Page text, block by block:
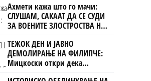
Ахмети кажа што го мачи:
СЛУШАМ, САКААТ ДА СЕ СУДИ
ЗА ВОЕНИТЕ ЗЛОСТРОСТВА НА
УЧК...
ТЕЖОК ДЕН И ЈАВНО
ДЕМОЛИРАЊЕ НА ФИЛИПЧЕ:
Мицкоски откри дека
човекот појма нема од